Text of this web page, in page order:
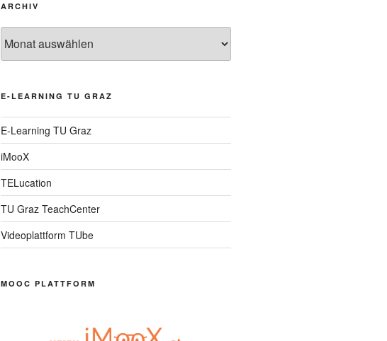
ARCHIV
E-LEARNING TU GRAZ
E-Learning TU Graz
iMooX
TELucation
TU Graz TeachCenter
Videoplattform TUbe
MOOC PLATTFORM